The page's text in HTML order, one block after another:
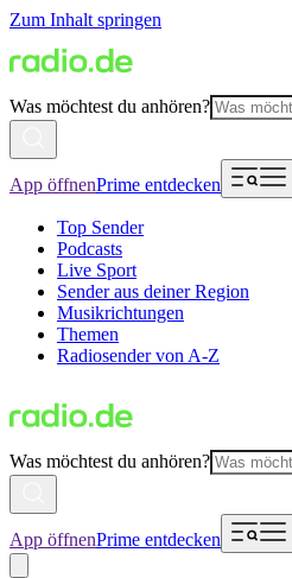
Zum Inhalt springen
Was möchtest du anhören?
App öffnenPrime entdecken
Top Sender
Podcasts
Live Sport
Sender aus deiner Region
Musikrichtungen
Themen
Radiosender von A-Z
Was möchtest du anhören?
App öffnenPrime entdecken